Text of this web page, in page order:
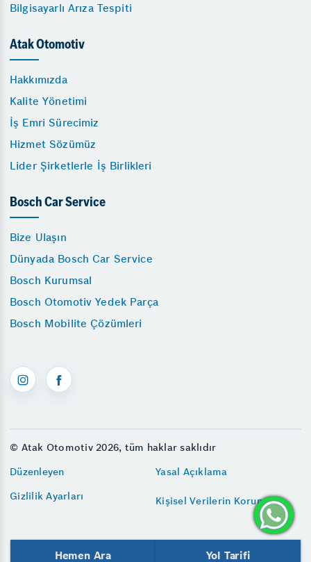
Bilgisayarlı Arıza Tespiti
Atak Otomotiv
Hakkımızda
Kalite Yönetimi
İş Emri Sürecimiz
Hizmet Sözümüz
Lider Şirketlerle İş Birlikleri
Bosch Car Service
Bize Ulaşın
Dünyada Bosch Car Service
Bosch Kurumsal
Bosch Otomotiv Yedek Parça
Bosch Mobilite Çözümleri
© Atak Otomotiv 2026, tüm haklar saklıdır
Düzenleyen
Yasal Açıklama
Gizlilik Ayarları
Kişisel Verilerin Korunması
Hemen Ara Yol Tarifi